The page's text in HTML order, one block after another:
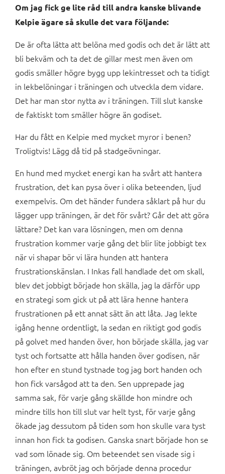
Om jag fick ge lite råd till andra kanske blivande
Kelpie ägare så skulle det vara följande:
De är ofta lätta att belöna med godis och det är lätt att
bli bekväm och ta det de gillar mest men även om
godis smäller högre bygg upp lekintresset och ta tidigt
in lekbelöningar i träningen och utveckla dem vidare.
Det har man stor nytta av i träningen. Till slut kanske
de faktiskt tom smäller högre än godiset.
Har du fått en Kelpie med mycket myror i benen?
Troligtvis! Lägg då tid på stadgeövningar.
En hund med mycket energi kan ha svårt att hantera
frustration, det kan pysa över i olika beteenden, ljud
exempelvis. Om det händer fundera såklart på hur du
lägger upp träningen, är det för svårt? Går det att göra
lättare? Det kan vara lösningen, men om denna
frustration kommer varje gång det blir lite jobbigt tex
när vi shapar bör vi lära hunden att hantera
frustrationskänslan. I Inkas fall handlade det om skall,
blev det jobbigt började hon skälla, jag la därför upp
en strategi som gick ut på att lära henne hantera
frustrationen på ett annat sätt än att låta. Jag lekte
igång henne ordentligt, la sedan en riktigt god godis
på golvet med handen över, hon började skälla, jag var
tyst och fortsatte att hålla handen över godisen, när
hon efter en stund tystnade tog jag bort handen och
hon fick varsågod att ta den. Sen upprepade jag
samma sak, för varje gång skällde hon mindre och
mindre tills hon till slut var helt tyst, för varje gång
ökade jag dessutom på tiden som hon skulle vara tyst
innan hon fick ta godisen. Ganska snart började hon se
vad som lönade sig. Om beteendet sen visade sig i
träningen, avbröt jag och började denna procedur